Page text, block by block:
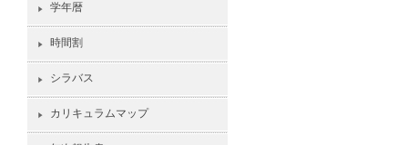
学年暦
時間割
シラバス
カリキュラムマップ